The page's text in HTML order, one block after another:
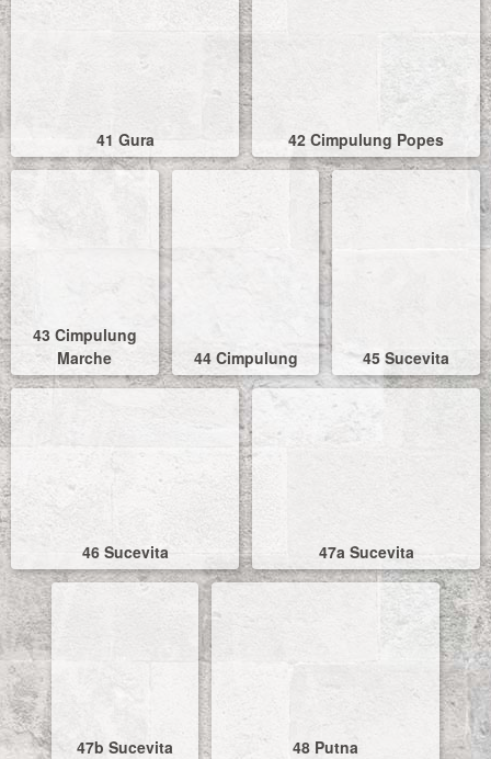
41 Gura 42 Cimpulung Popes
43 Cimpulung
Marche
44 Cimpulung 45 Sucevita
46 Sucevita 47a Sucevita
47b Sucevita 48 Putna